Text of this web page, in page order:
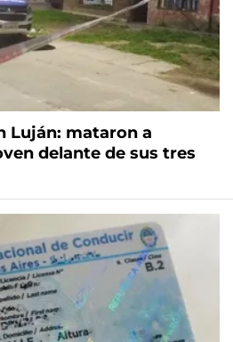
Luján: mataron a
delante de sus tres